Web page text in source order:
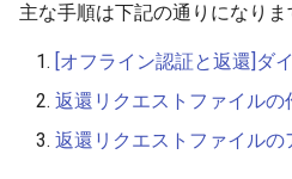
2.返還リクエストファイルの
STEP 1 返還リクエストフ
主な手順は下記の通りになりま
[オフライン認証と返還]ダ
返還リクエストファイルの
返還リクエストファイルの